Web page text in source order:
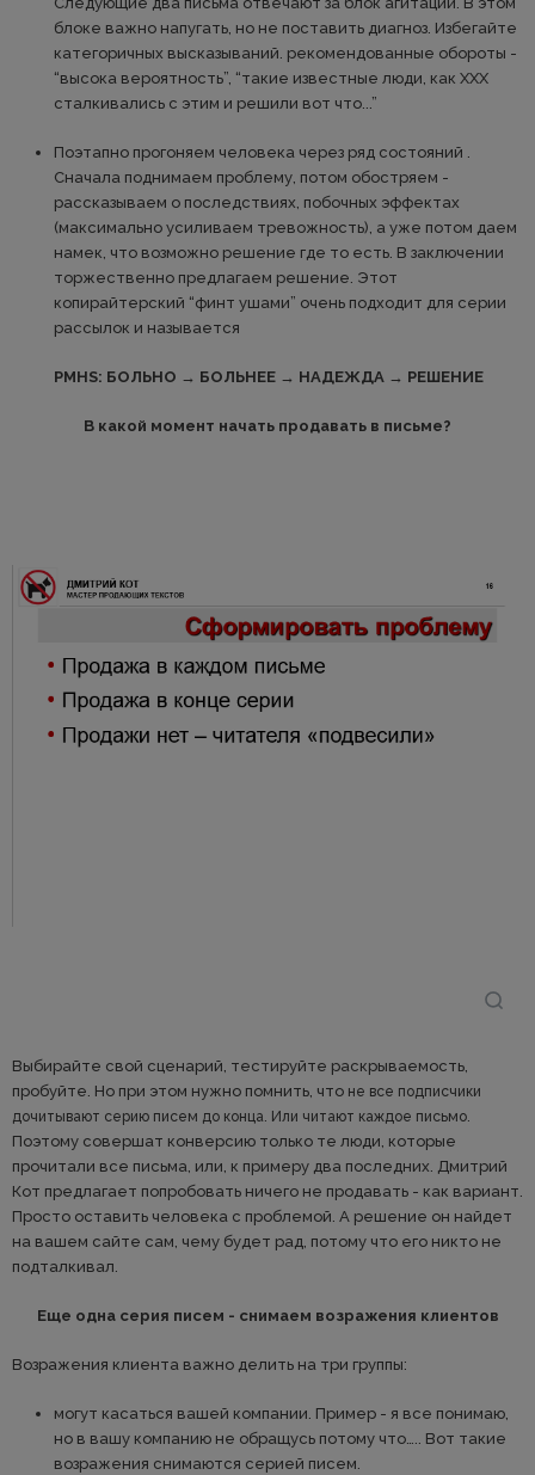
блоке важно напугать, но не поставить диагноз. Избегайте
категоричных высказываний. рекомендованные обороты -
“высока вероятность”, “такие известные люди, как ХХХ
сталкивались с этим и решили вот что...”
Поэтапно прогоняем человека через ряд состояний .
Сначала поднимаем проблему, потом обостряем -
рассказываем о последствиях, побочных эффектах
(максимально усиливаем тревожность), а уже потом даем
намек, что возможно решение где то есть. В заключении
торжественно предлагаем решение. Этот
копирайтерский “финт ушами” очень подходит для серии
рассылок и называется
PMHS: БОЛЬНО → БОЛЬНЕЕ → НАДЕЖДА → РЕШЕНИЕ
В какой момент начать продавать в письме?
Выбирайте свой сценарий, тестируйте раскрываемость,
пробуйте. Но при этом нужно помнить, что не все подписчики
дочитывают серию писем до конца. Или читают каждое письмо.
Поэтому совершат конверсию только те люди, которые
прочитали все письма, или, к примеру два последних. Дмитрий
Кот предлагает попробовать ничего не продавать - как вариант.
Просто оставить человека с проблемой. А решение он найдет
на вашем сайте сам, чему будет рад, потому что его никто не
подталкивал.
Еще одна серия писем - снимаем возражения клиентов
Возражения клиента важно делить на три группы:
могут касаться вашей компании. Пример - я все понимаю,
но в вашу компанию не обращусь потому что….. Вот такие
возражения снимаются серией писем.